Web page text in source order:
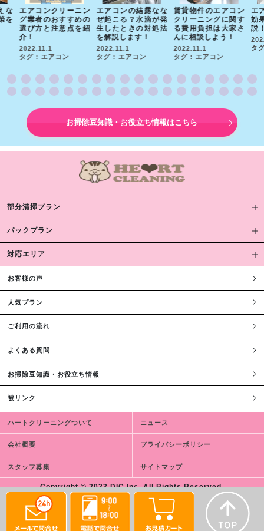
な
を
エアコンクリーニン
グ業者のおすすめの
選び方と注意点を紹
介！
2022.11.1
タグ : エアコン
エアコンの結露なな
ぜ起こる？水滴が発
生したときの対処法
を解説します！
2022.11.1
タグ : エアコン
賃貸物件のエアコン
クリーニングに関す
る費用負担は大家さ
んに相談しよう！
2022.11.1
タグ : エアコン
エ
効
説
タ
お掃除豆知識・お役立ち情報はこちら
部分清掃プラン
パックプラン
対応エリア
お客様の声
人気プラン
ご利用の流れ
よくある質問
お掃除豆知識・お役立ち情報
被リンク
ハートクリーニングついて ニュース
会社概要 プライバシーポリシー
スタッフ募集 サイトマップ
Copyright © 2023 DIC,Inc. All Rights Reserved.